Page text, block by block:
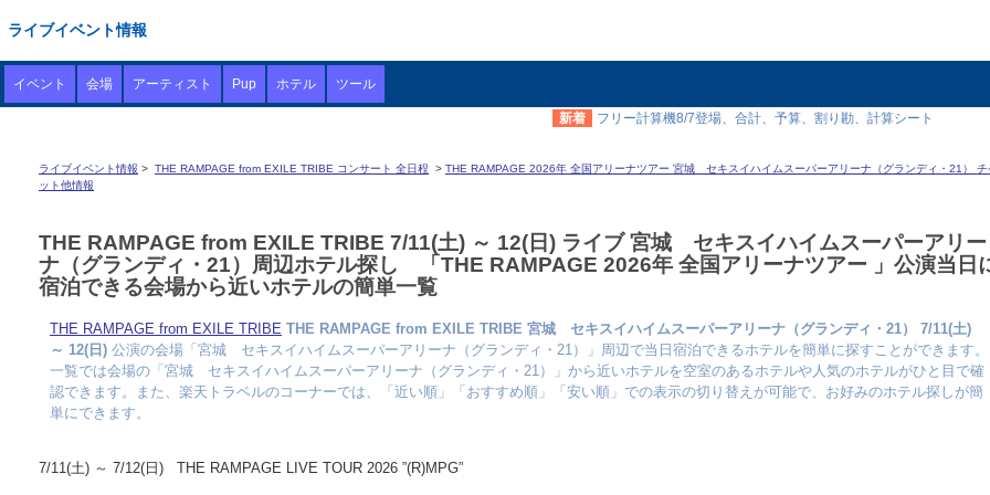
ライブイベント情報
イベント 会場 アーティスト Pup ホテル ツール
新着 フリー計算機8/7登場、合計、予算、割り勘、計算シート
ライブイベント情報 > THE RAMPAGE from EXILE TRIBE コンサート 全日程 > THE RAMPAGE 2026年 全国アリーナツアー 宮城 セキスイハイムスーパーアリーナ（グランディ・21） チ
ット他情報
THE RAMPAGE from EXILE TRIBE 7/11(土) ～ 12(日) ライブ 宮城 セキスイハイムスーパーアリー
ナ（グランディ・21）周辺ホテル探し 「THE RAMPAGE 2026年 全国アリーナツアー 」公演当日
宿泊できる会場から近いホテルの簡単一覧
THE RAMPAGE from EXILE TRIBE THE RAMPAGE from EXILE TRIBE 宮城 セキスイハイムスーパーアリーナ（グランディ・21） 7/11(土)
～ 12(日) 公演の会場「宮城 セキスイハイムスーパーアリーナ（グランディ・21）」周辺で当日宿泊できるホテルを簡単に探すことができます。
一覧では会場の「宮城 セキスイハイムスーパーアリーナ（グランディ・21）」から近いホテルを空室のあるホテルや人気のホテルがひと目で確
認できます。また、楽天トラベルのコーナーでは、「近い順」「おすすめ順」「安い順」での表示の切り替えが可能で、お好みのホテル探しが簡
単にできます。
7/11(土) ～ 7/12(日) THE RAMPAGE LIVE TOUR 2026 ”(R)MPG”